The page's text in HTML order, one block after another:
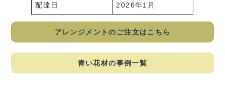
配達日 2026年1月
アレンジメントのご注文はこちら
青い花材の事例一覧